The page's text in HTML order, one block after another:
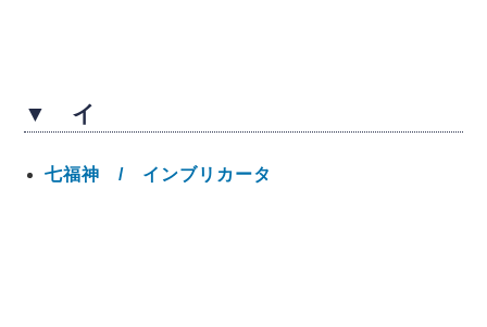
▼ イ
七福神 / インブリカータ